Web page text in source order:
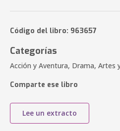
Código del libro: 963657
Categorías
Acción y Aventura, Drama, Artes
Comparte ese libro
Lee un extracto